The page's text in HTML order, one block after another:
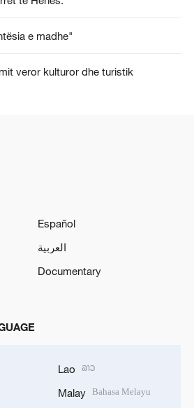
e madhe"
veror kulturor dhe turistik
Español
العربية
Documentary
Lao ລາວ
Malay Bahasa Melayu